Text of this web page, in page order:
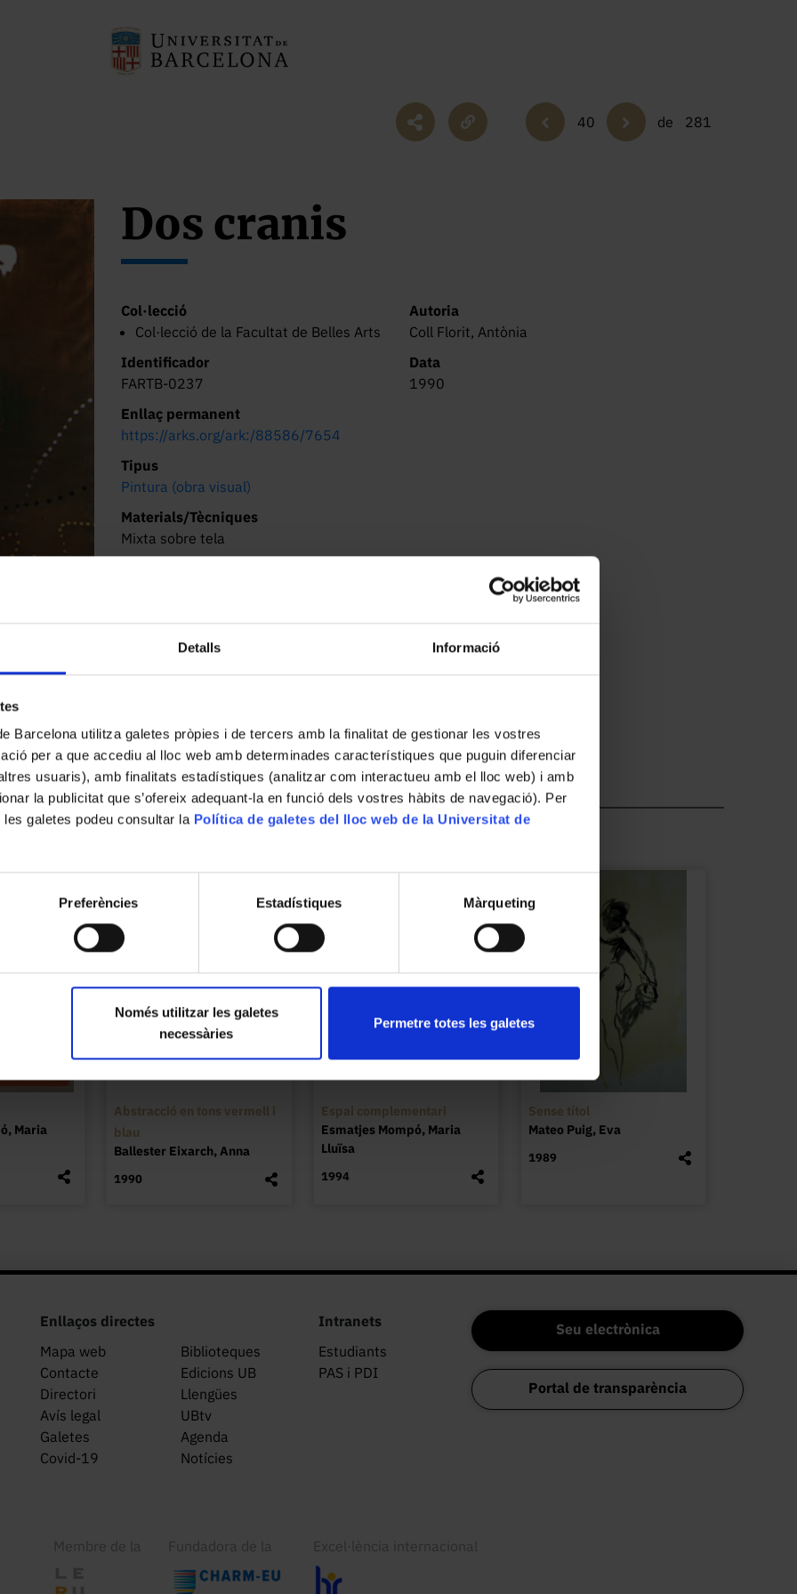
Detalls Informació
Barcelona utilitza galetes pròpies i de tercers amb la finalitat de gestionar les vostres
per a que accediu al lloc web amb determinades característiques que puguin diferenciar
usuaris), amb finalitats estadístiques (analitzar com interactueu amb el lloc web) i amb
la publicitat que s’ofereix adequant-la en funció dels vostres hàbits de navegació). Per
galetes podeu consultar la Política de galetes del lloc web de la Universitat de
Preferències Estadístiques Màrqueting
Només utilitzar les galetes
necessàries
Permetre totes les galetes
40 de 281
Dos cranis
Col·lecció
Col·lecció de la Facultat de Belles Arts
Identificador
FARTB-0237
Enllaç permanent
https://arks.org/ark:/88586/7654
Tipus
Pintura (obra visual)
Materials/Tècniques
Mixta sobre tela
Localització actual (centre)
Facultat de Belles Arts. Pau Gargallo, 4,
Autoria
Coll Florit, Antònia
Data
1990
Maria
Abstracció en tons vermell i
blau
Ballester Eixarch, Anna
1990
Espai complementari
Esmatjes Mompó, Maria
Lluïsa
1994
Sense títol
Mateo Puig, Eva
1989
Enllaços directes
Mapa web
Biblioteques
Contacte
Edicions UB
Directori
Llengües
Avís legal
UBtv
Galetes
Agenda
Covid-19
Notícies
Intranets
Estudiants
PAS i PDI
Seu electrònica
Portal de transparència
Membre de la Fundadora de la Excel·lència internacional